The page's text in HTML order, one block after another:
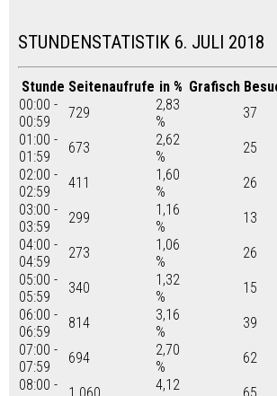
STUNDENSTATISTIK 6. JULI 2018
Stunde Seitenaufrufe in % Grafisch
00:00 -
00:59
729
2,83
%
37
01:00 -
01:59
673
2,62
%
25
02:00 -
02:59
411
1,60
%
26
03:00 -
03:59
299
1,16
%
13
04:00 -
04:59
273
1,06
%
26
05:00 -
05:59
340
1,32
%
15
06:00 -
06:59
814
3,16
%
39
07:00 -
07:59
694
2,70
%
62
08:00 -
4,12